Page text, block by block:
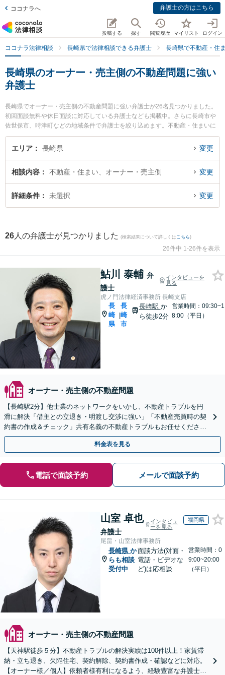
ココナラへ 弁護士の方はこちら
投稿する 探す 閲覧履歴 マイリスト ログイン
ココナラ法律相談 長崎県で法律相談できる弁護士 長崎県で不動産・住
長崎県のオーナー・売主側の不動産問題に強い
弁護士
長崎県でオーナー・売主側の不動産問題に強い弁護士が26名見つかりました。
初回面談無料や休日面談に対応している弁護士なども掲載中。さらに長崎市や
佐世保市、時津町などの地域条件で弁護士を絞り込めます。不動産・住まいに
関係する立ち退き交渉や家賃交渉、不動産契約解除等の細かな分野での絞り込
み検索もでき便利です。特に虎ノ門法律経済事務所 長崎支店の鮎川 泰輔弁護士
どが注目されています。『長崎県で土日や夜間に発生したオーナー・売主側の
不動産問題のトラブルを今すぐに弁護士に相談したい』『オーナー・売主側の
不動産問題のトラブル解決の実績豊富な近くの弁護士を検索したい』『初回相
エリア 長崎県 変更
相談内容 不動産・住まい、オーナー・売主側 変更
詳細条件 未選択 変更
26 人の弁護士が見つかりました (検索結果について詳しくは こちら)
26件中 1-26件を表示
鮎川 泰輔 弁
護士
インタビューを
見る
虎ノ門法律経済事務所 長崎支店
長
崎
県
|
長
崎
市
長崎駅 か
ら徒歩2分
営業時間：09:30~1
8:00（平日）
オーナー・売主側の不動産問題
【長崎駅2分】他士業のネットワークをいかし、不動産トラブルを円
滑に解決「借主との立退き・明渡し交渉に強い」「不動産売買時の契
約書の作成＆チェック」共有名義の不動産トラブルもお任せください
【夜間・休日面談可】【ビデオ面談対応】
料金表を見る
電話で面談予約 メールで面談予約
山室 卓也
弁護士
インタビュ
ーを見る
福岡県
尾畠・山室法律事務所
長崎県 か
らも相談
受付中
面談方法(対面・
電話・ビデオな
ど)は応相談
営業時間：0
9:00~20:00
（平日）
オーナー・売主側の不動産問題
【天神駅徒歩５分】不動産トラブルの解決実績は100件以上！家賃滞
納・立ち退き、欠陥住宅、契約解除、契約書作成・確認などに対応。
【オーナー様／個人】依頼者様有利になるよう、経験豊富な弁護士が